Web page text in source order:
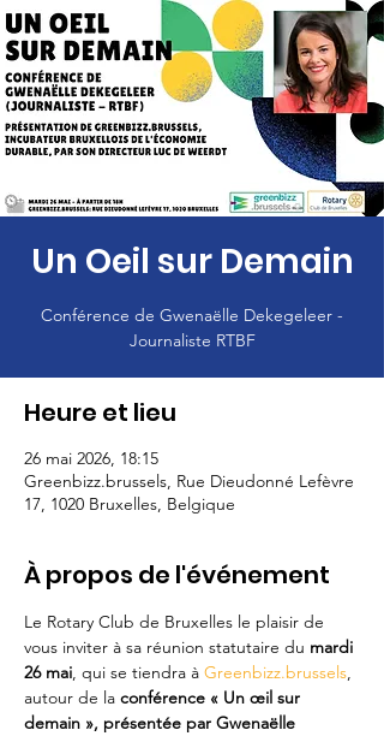
Un Oeil sur Demain
Conférence de Gwenaëlle Dekegeleer -
Journaliste RTBF
Heure et lieu
26 mai 2026, 18:15
Greenbizz.brussels, Rue Dieudonné Lefèvre
17, 1020 Bruxelles, Belgique
À propos de l'événement
Le Rotary Club de Bruxelles le plaisir de
vous inviter à sa réunion statutaire du mardi
26 mai, qui se tiendra à Greenbizz.brussels,
autour de la conférence « Un œil sur
demain », présentée par Gwenaëlle